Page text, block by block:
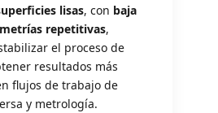
lisas, con baja
repetitivas,
el proceso de
resultados más
flujos de trabajo de
y metrología.